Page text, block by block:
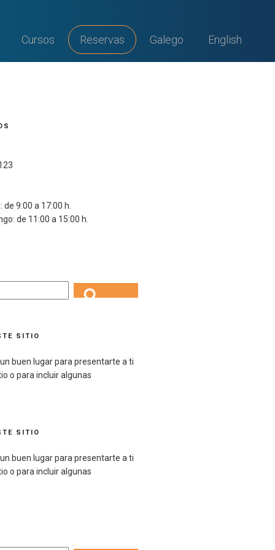
Cursos Reservas Galego English
de 9:00 a 17:00 h.
de 11:00 a 15:00 h.
SITIO
buen lugar para presentarte a ti
o para incluir algunas
SITIO
buen lugar para presentarte a ti
o para incluir algunas